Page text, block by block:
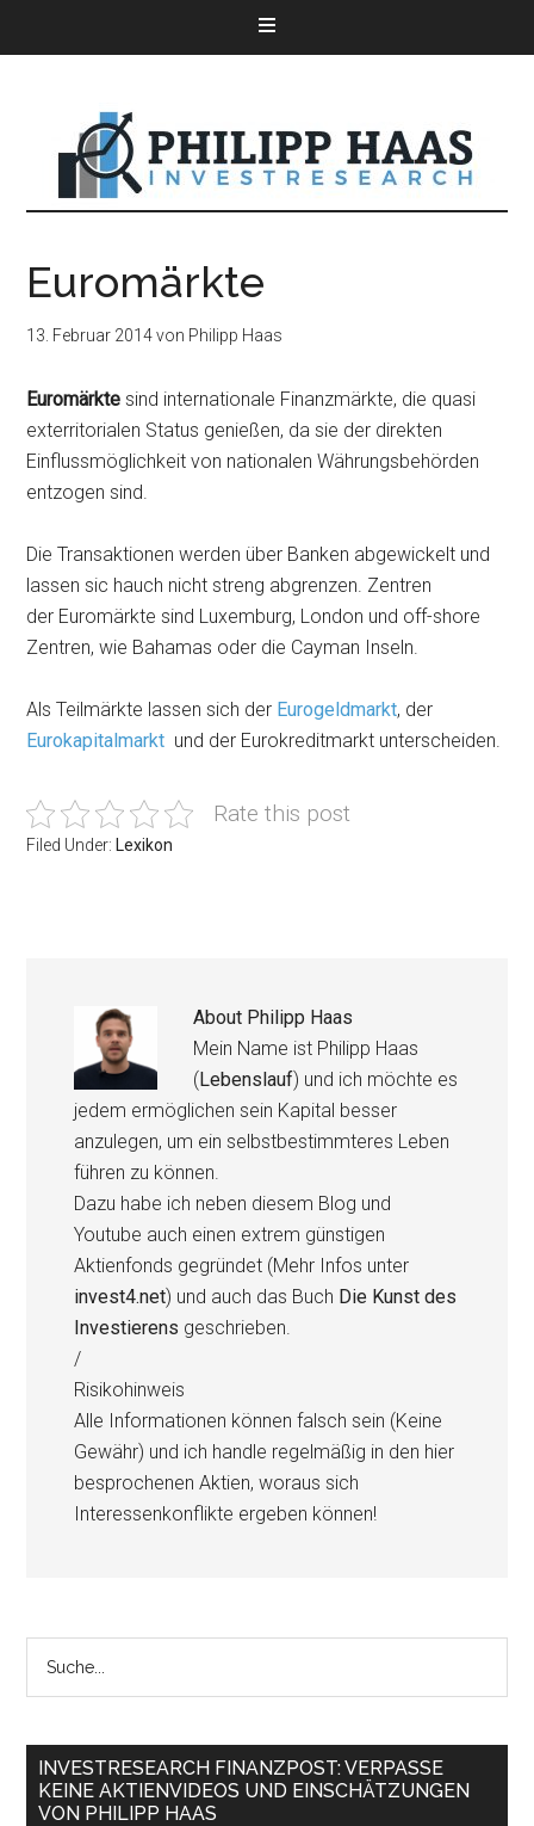
Euromärkte
13. Februar 2014von Philipp Haas
Euromärkte sind internationale Finanzmärkte, die quasi
exterritorialen Status genießen, da sie der direkten
Einflussmöglichkeit von nationalen Währungsbehörden
entzogen sind.
Die Transaktionen werden über Banken abgewickelt und
lassen sic hauch nicht streng abgrenzen. Zentren
der Euromärkte sind Luxemburg, London und off-shore
Zentren, wie Bahamas oder die Cayman Inseln.
Als Teilmärkte lassen sich der Eurogeldmarkt, der
Eurokapitalmarkt und der Eurokreditmarkt unterscheiden.
Rate this post
Filed Under: Lexikon
About Philipp Haas
Mein Name ist Philipp Haas
(Lebenslauf) und ich möchte es
jedem ermöglichen sein Kapital besser
anzulegen, um ein selbstbestimmteres Leben
führen zu können.
Dazu habe ich neben diesem Blog und
Youtube auch einen extrem günstigen
Aktienfonds gegründet (Mehr Infos unter
invest4.net) und auch das Buch Die Kunst des
Investierens geschrieben.
/
Risikohinweis
Alle Informationen können falsch sein (Keine
Gewähr) und ich handle regelmäßig in den hier
besprochenen Aktien, woraus sich
Interessenkonflikte ergeben können!
INVESTRESEARCH FINANZPOST: VERPASSE
KEINE AKTIENVIDEOS UND EINSCHÄTZUNGEN
VON PHILIPP HAAS